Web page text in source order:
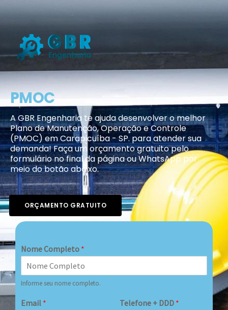
PMOC
A GBR Engenharia te ajuda desenvolver o melhor
Plano de Manutenção, Operação e Controle
(PMOC) em Carapicuíba - SP. para atender sua
demanda! Faça um orçamento gratuito pelo
formulário no final da página ou WhatsApp por
meio do botão abaixo.
ORÇAMENTO GRATUITO
Nome Completo *
Informe seu nome completo.
Email * Telefone + DDD *